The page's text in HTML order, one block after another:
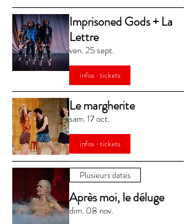
Imprisoned Gods + La
Lettre
ven. 25 sept.
infos · tickets
Le margherite
sam. 17 oct.
infos · tickets
Plusieurs dates
Après moi, le déluge
dim. 08 nov.